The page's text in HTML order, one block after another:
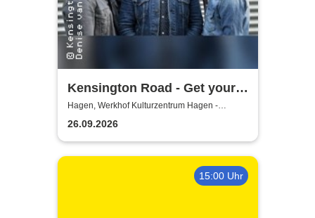
Kensington Road - Get your
kicks in 26
Hagen, Werkhof Kulturzentrum Hagen -
Hohenlimburg
26.09.2026
15:00 Uhr